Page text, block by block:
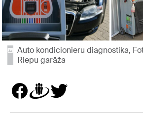
Auto kondicionieru diagnostika,
Riepu garāža